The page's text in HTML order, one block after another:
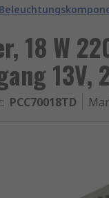
18 W
13V,
: PCC70018TD